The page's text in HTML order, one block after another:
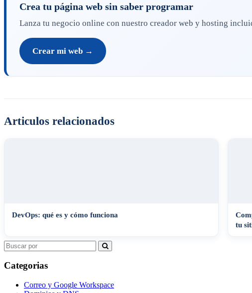
Crea tu página web sin saber programar
Lanza tu negocio online con nuestro creador web y hosting
Crear mi web →
Articulos relacionados
DevOps: qué es y cómo funciona
tu
Search
for:
Categorias
Correo y Google Workspace